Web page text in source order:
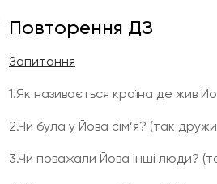
Повторення ДЗ
Запитання
1.Як називається країна де жив
2.Чи була у Йова сім’я? (так
3.Чи поважали Йова інші люди?